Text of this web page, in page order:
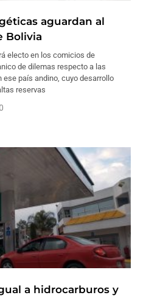
aguardan al
Bolivia
electo en los comicios de
de dilemas respecto a las
país andino, cuyo desarrollo
reservas
a hidrocarburos y